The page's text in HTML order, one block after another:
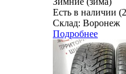
Есть в наличии
Склад: Воронеж
Подробнее